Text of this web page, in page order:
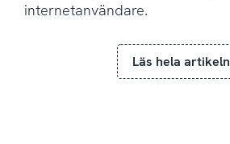
internetanvändare.
Läs hela artikeln